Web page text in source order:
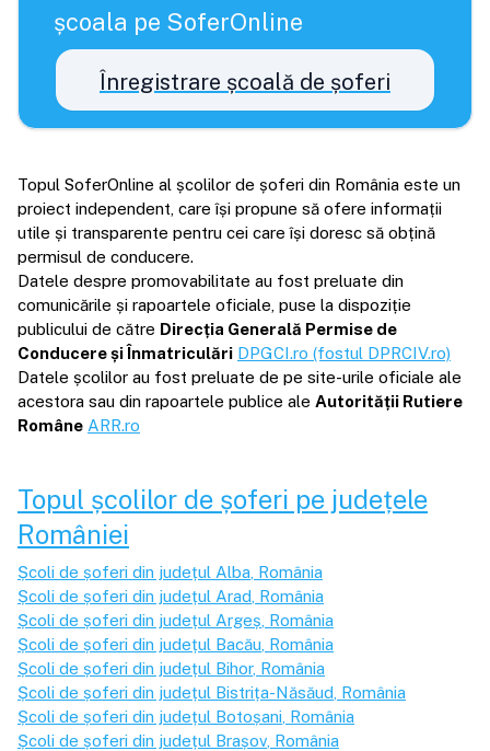
școala pe SoferOnline
Înregistrare școală de șoferi
Topul SoferOnline al școlilor de șoferi din România este un
proiect independent, care își propune să ofere informații
utile și transparente pentru cei care își doresc să obțină
permisul de conducere.
Datele despre promovabilitate au fost preluate din
comunicările și rapoartele oficiale, puse la dispoziție
publicului de către Direcția Generală Permise de
Conducere și Înmatriculări DPGCI.ro (fostul DPRCIV.ro)
Datele școlilor au fost preluate de pe site-urile oficiale ale
acestora sau din rapoartele publice ale Autorității Rutiere
Române ARR.ro
Topul școlilor de șoferi pe județele
României
Școli de șoferi din județul Alba , România
Școli de șoferi din județul Arad , România
Școli de șoferi din județul Argeș , România
Școli de șoferi din județul Bacău , România
Școli de șoferi din județul Bihor, România
Școli de șoferi din județul Bistrița-Năsăud , România
Școli de șoferi din județul Botoșani , România
Școli de șoferi din județul Brașov , România